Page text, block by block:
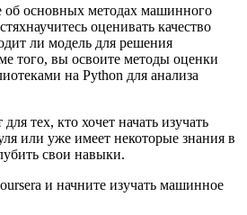
об основных методах машинного
оценивать качество
ли модель для решения
того, вы освоите методы оценки
на Python для анализа
тех, кто хочет начать изучать
или уже имеет некоторые знания в
свои навыки.​
и начните изучать машинное